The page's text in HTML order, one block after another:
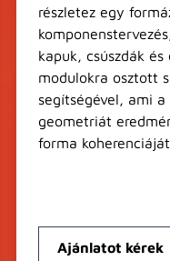
részletez egy
kapuk, csúszdák és
modulokra osztott
segítségével, ami a
geometriát
forma
Ajánlatot kérek